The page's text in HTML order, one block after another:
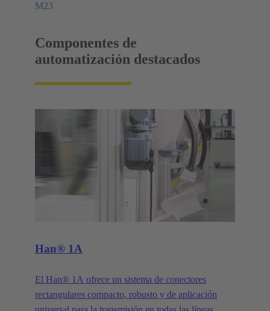
M23
Componentes de
automatización destacados
Han® 1A
El Han® 1A ofrece un sistema de conectores
rectangulares compacto, robusto y de aplicación